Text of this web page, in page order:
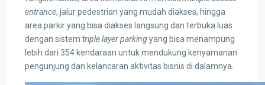
entrance, jalur pedestrian yang mudah diakses, hingga
area parkir yang bisa diakses langsung dan terbuka luas
dengan sistem triple layer parkingyang bisa menampung
lebih dari 354 kendaraan untuk mendukung kenyamanan
pengunjung dan kelancaran aktivitas bisnis di dalamnya.